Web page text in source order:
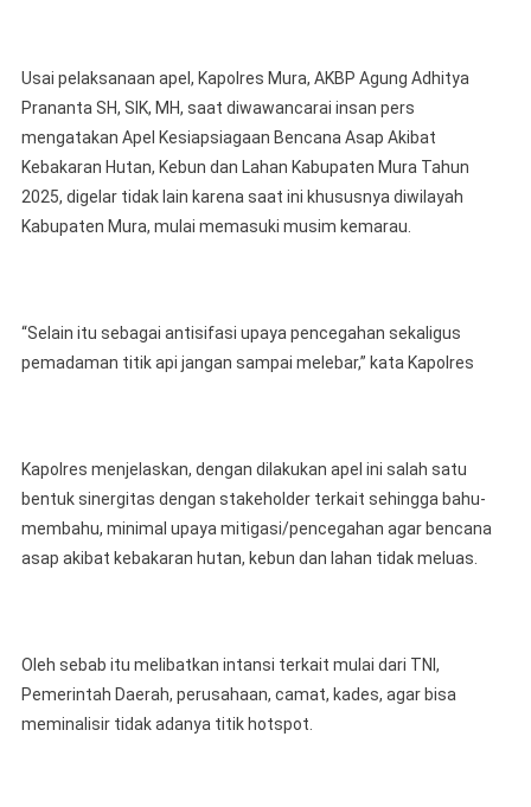
Usai pelaksanaan apel, Kapolres Mura, AKBP Agung Adhitya
Prananta SH, SIK, MH, saat diwawancarai insan pers
mengatakan Apel Kesiapsiagaan Bencana Asap Akibat
Kebakaran Hutan, Kebun dan Lahan Kabupaten Mura Tahun
2025, digelar tidak lain karena saat ini khususnya diwilayah
Kabupaten Mura, mulai memasuki musim kemarau.
“Selain itu sebagai antisifasi upaya pencegahan sekaligus
pemadaman titik api jangan sampai melebar,” kata Kapolres
Kapolres menjelaskan, dengan dilakukan apel ini salah satu
bentuk sinergitas dengan stakeholder terkait sehingga bahu-
membahu, minimal upaya mitigasi/pencegahan agar bencana
asap akibat kebakaran hutan, kebun dan lahan tidak meluas.
Oleh sebab itu melibatkan intansi terkait mulai dari TNI,
Pemerintah Daerah, perusahaan, camat, kades, agar bisa
meminalisir tidak adanya titik hotspot.